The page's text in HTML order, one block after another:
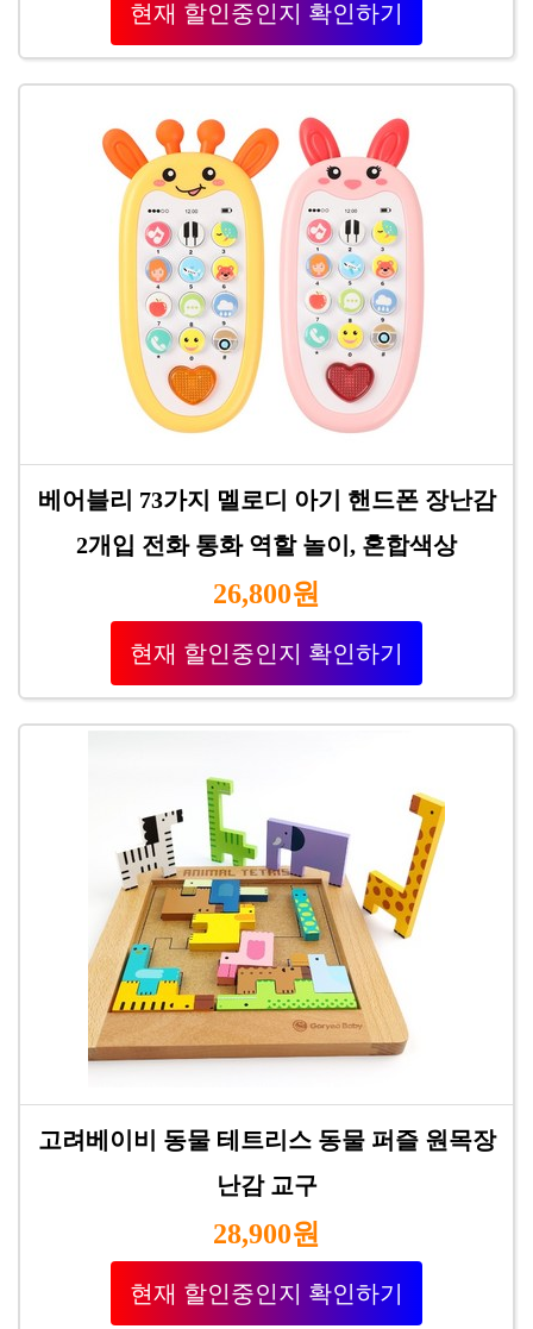
현재 할인중인지 확인하기
베어블리 73가지 멜로디 아기 핸드폰 장난감
2개입 전화 통화 역할 놀이, 혼합색상
26,800원
현재 할인중인지 확인하기
고려베이비 동물 테트리스 동물 퍼즐 원목장
난감 교구
28,900원
현재 할인중인지 확인하기